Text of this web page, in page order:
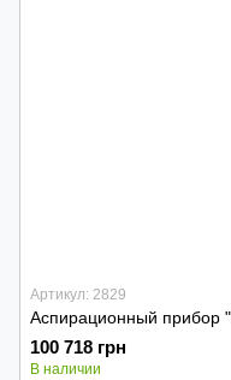
Артикул: 2829
Аспирационный прибор
100 718 грн
В наличии